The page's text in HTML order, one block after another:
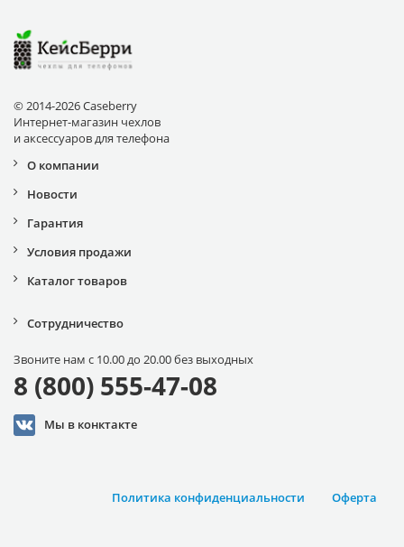
© 2014-2026 Caseberry
Интернет-магазин чехлов
и аксессуаров для телефона
О компании
Новости
Гарантия
Условия продажи
Каталог товаров
Сотрудничество
Звоните нам с 10.00 до 20.00 без выходных
8 (800) 555-47-08
Мы в конктакте
Оферта
Политика конфиденциальности